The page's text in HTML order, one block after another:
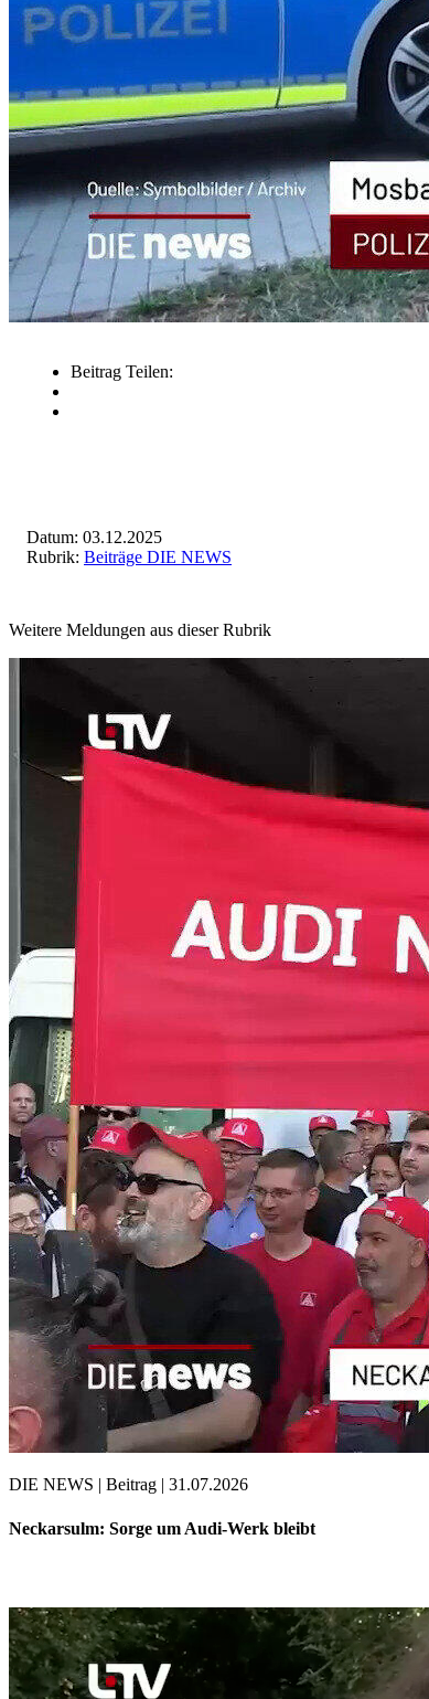
Beitrag Teilen:
Datum: 03.12.2025
Rubrik: Beiträge DIE NEWS
Weitere Meldungen aus dieser Rubrik
DIE NEWS | Beitrag | 31.07.2026
Neckarsulm: Sorge um Audi-Werk bleibt